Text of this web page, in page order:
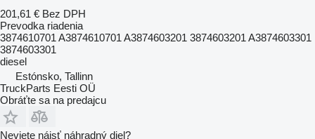
201,61 € Bez DPH
Prevodka riadenia
3874610701 A3874610701 A3874603201 3874603201 A3874603301
3874603301
diesel
Estónsko, Tallinn
TruckParts Eesti OÜ
Obráťte sa na predajcu
Neviete nájsť náhradný diel?